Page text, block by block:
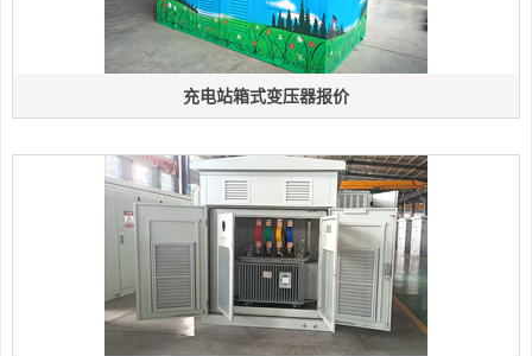
充电站箱式变压器报价